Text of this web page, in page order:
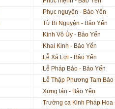
Phục nguyện - Bảo Yến
Từ Bi Nguyện - Bảo Yến
Kinh Vô Úy - Bảo Yến
Khai Kinh - Bảo Yến
Lễ Xá Lợi - Bảo Yến
Lễ Pháp Bảo - Bảo Yến
Lễ Thập Phương Tam Bảo
Xưng tán - Bảo Yến
Trường ca Kinh Pháp Hoa